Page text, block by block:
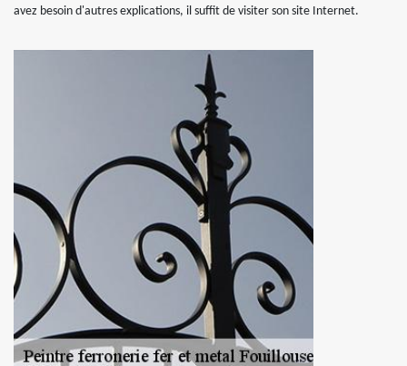
avez besoin d'autres explications, il suffit de visiter son site Internet.